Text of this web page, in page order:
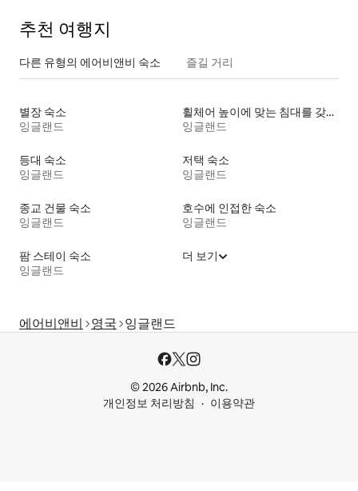
추천 여행지
다른 유형의 에어비앤비 숙소 즐길 거리
별장 숙소
잉글랜드
휠체어 높이에 맞는 침대를 갖춘 숙소
잉글랜드
등대 숙소
잉글랜드
저택 숙소
잉글랜드
종교 건물 숙소
잉글랜드
호수에 인접한 숙소
잉글랜드
팜 스테이 숙소
잉글랜드
더 보기
에어비앤비 영국 잉글랜드
© 2026 Airbnb, Inc.
개인정보 처리방침
이용약관